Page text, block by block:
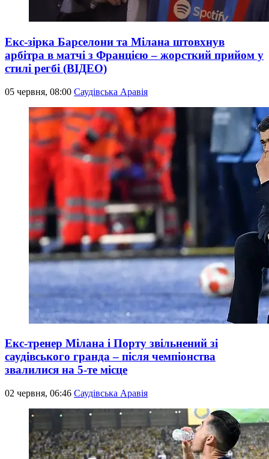
Екс-зірка Барселони та Мілана штовхнув
арбітра в матчі з Францією – жорсткий прийом у
стилі регбі (ВІДЕО)
05 червня, 08:00 Саудівська Аравія
Екс-тренер Мілана і Порту звільнений зі
саудівського гранда – після чемпіонства
звалилися на 5-те місце
02 червня, 06:46 Саудівська Аравія